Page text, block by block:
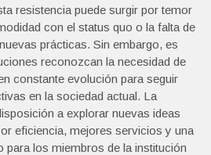
resistencia puede surgir por temor
con el status quo o la falta de
prácticas. Sin embargo, es
reconozcan la necesidad de
constante evolución para seguir
en la sociedad actual. La
a explorar nuevas ideas
eficiencia, mejores servicios y una
para los miembros de la institución